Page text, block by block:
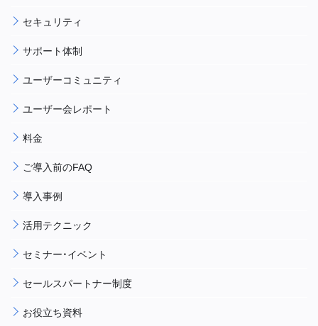
セキュリティ
サポート体制
ユーザーコミュニティ
ユーザー会レポート
料金
ご導入前のFAQ
導入事例
活用テクニック
セミナー・イベント
セールスパートナー制度
お役立ち資料